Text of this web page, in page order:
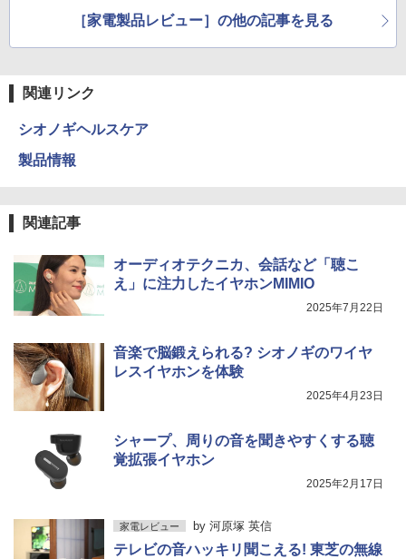
［家電製品レビュー］の他の記事を見る
関連リンク
シオノギヘルスケア
製品情報
関連記事
オーディオテクニカ、会話など「聴こ
え」に注力したイヤホンMIMIO
2025年7月22日
音楽で脳鍛えられる? シオノギのワイヤ
レスイヤホンを体験
2025年4月23日
シャープ、周りの音を聞きやすくする聴
覚拡張イヤホン
2025年2月17日
家電レビュー by 河原塚 英信
テレビの音ハッキリ聞こえる! 東芝の無線